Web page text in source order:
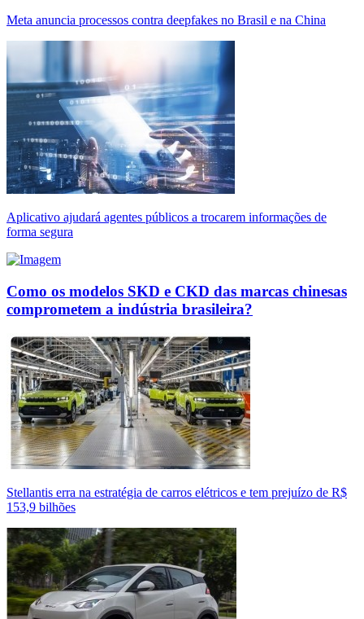
Meta anuncia processos contra deepfakes no Brasil e na China
Aplicativo ajudará agentes públicos a trocarem informações de
forma segura
Como os modelos SKD e CKD das marcas chinesas
comprometem a indústria brasileira?
Stellantis erra na estratégia de carros elétricos e tem prejuízo de R$
153,9 bilhões